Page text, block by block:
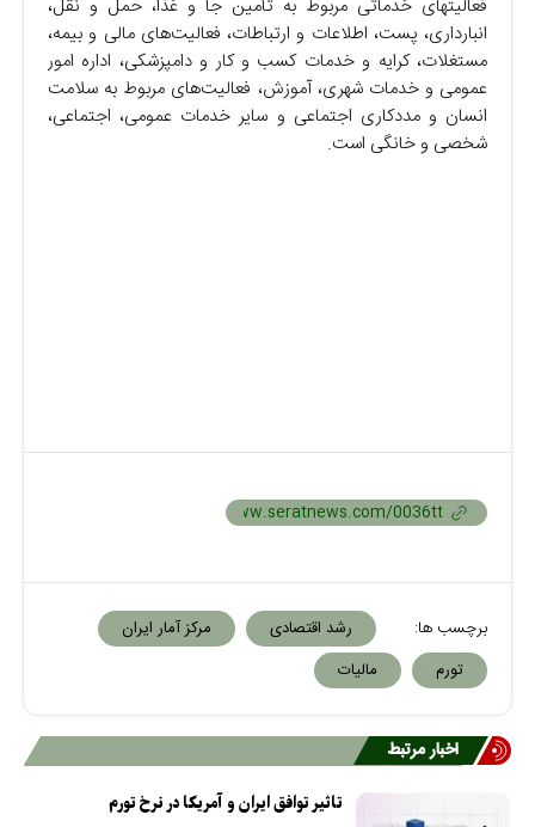
فعالیت­های خدماتی مربوط به تأمین جا و غذا، حمل و نقل،
انبارداری، پست، اطلاعات و ارتباطات، فعالیت­‌های مالی و بیمه،
مستغلات، کرایه و خدمات کسب و کار و دامپزشکی، اداره امور
عمومی و خدمات شهری، آموزش، فعالیت­‌های مربوط به سلامت
انسان و مددکاری اجتماعی و سایر خدمات عمومی، اجتماعی،
شخصی و خانگی است.
برچسب ها: رشد اقتصادی
مرکز آمار ایران
تورم
مالیات
اخبار مرتبط
تاثیر توافق ایران و آمریکا در نرخ تورم